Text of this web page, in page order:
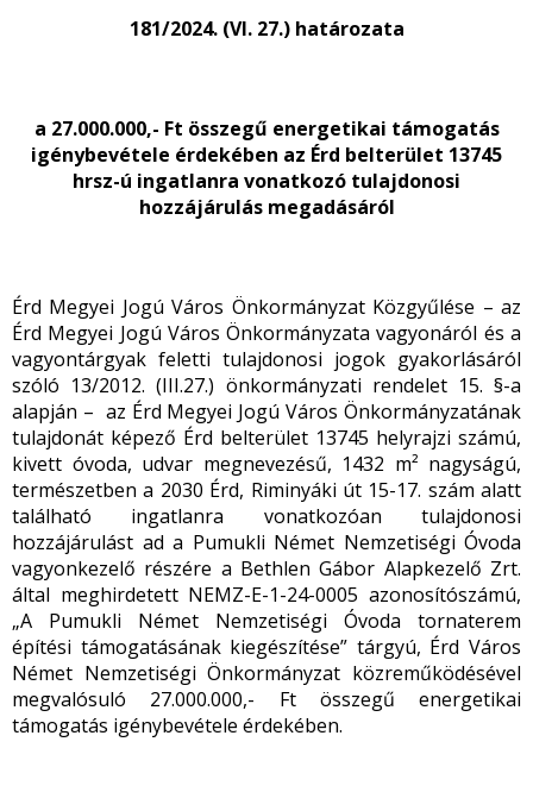
181/2024. (VI. 27.) határozata
a 27.000.000,- Ft összegű energetikai támogatás
igénybevétele érdekében az Érd belterület 13745
hrsz-ú ingatlanra vonatkozó tulajdonosi
hozzájárulás megadásáról
Érd Megyei Jogú Város Önkormányzat Közgyűlése – az
Érd Megyei Jogú Város Önkormányzata vagyonáról és a
vagyontárgyak feletti tulajdonosi jogok gyakorlásáról
szóló 13/2012. (III.27.) önkormányzati rendelet 15. §-a
alapján – az Érd Megyei Jogú Város Önkormányzatának
tulajdonát képező Érd belterület 13745 helyrajzi számú,
kivett óvoda, udvar megnevezésű, 1432 m² nagyságú,
természetben a 2030 Érd, Riminyáki út 15-17. szám alatt
található ingatlanra vonatkozóan tulajdonosi
hozzájárulást ad a Pumukli Német Nemzetiségi Óvoda
vagyonkezelő részére a Bethlen Gábor Alapkezelő Zrt.
által meghirdetett NEMZ-E-1-24-0005 azonosítószámú,
„A Pumukli Német Nemzetiségi Óvoda tornaterem
építési támogatásának kiegészítése” tárgyú, Érd Város
Német Nemzetiségi Önkormányzat közreműködésével
megvalósuló 27.000.000,- Ft összegű energetikai
támogatás igénybevétele érdekében.